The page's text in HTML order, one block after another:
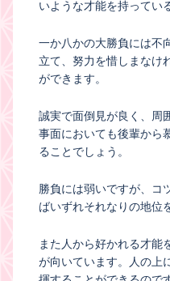
いような才能を持ってい
一か八かの大勝負には不
立て、努力を惜しまなけ
ができます。
誠実で面倒見が良く、周
事面においても後輩から
ることでしょう。
勝負には弱いですが、コ
ばいずれそれなりの地位
また人から好かれる才能
が向いています。人の上